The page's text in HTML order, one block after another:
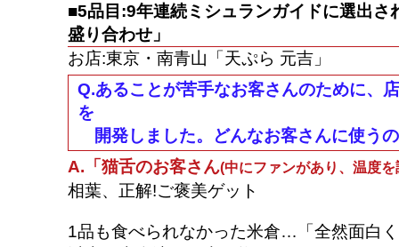
■5品目:9年連続ミシュランガイドに選出さ
盛り合わせ」
お店:東京・南青山「天ぷら 元吉」
Q.あることが苦手なお客さんのために、
を
開発しました。どんなお客さんに使う
A.「猫舌のお客さん(中にファンがあり、温度を
相葉、正解!ご褒美ゲット
1品も食べられなかった米倉…「全然面白